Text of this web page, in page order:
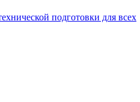
подготовки для всех